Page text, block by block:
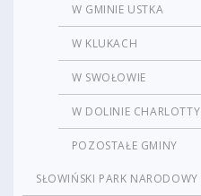
W GMINIE USTKA
W KLUKACH
W SWOŁOWIE
W DOLINIE CHARLOTTY
POZOSTAŁE GMINY
SŁOWIŃSKI PARK NARODOWY